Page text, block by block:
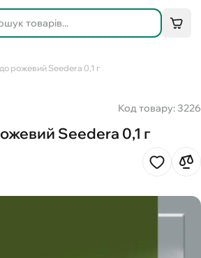
рожевий Seedera 0,1 г
Код товару: 3226
Seedera 0,1 г